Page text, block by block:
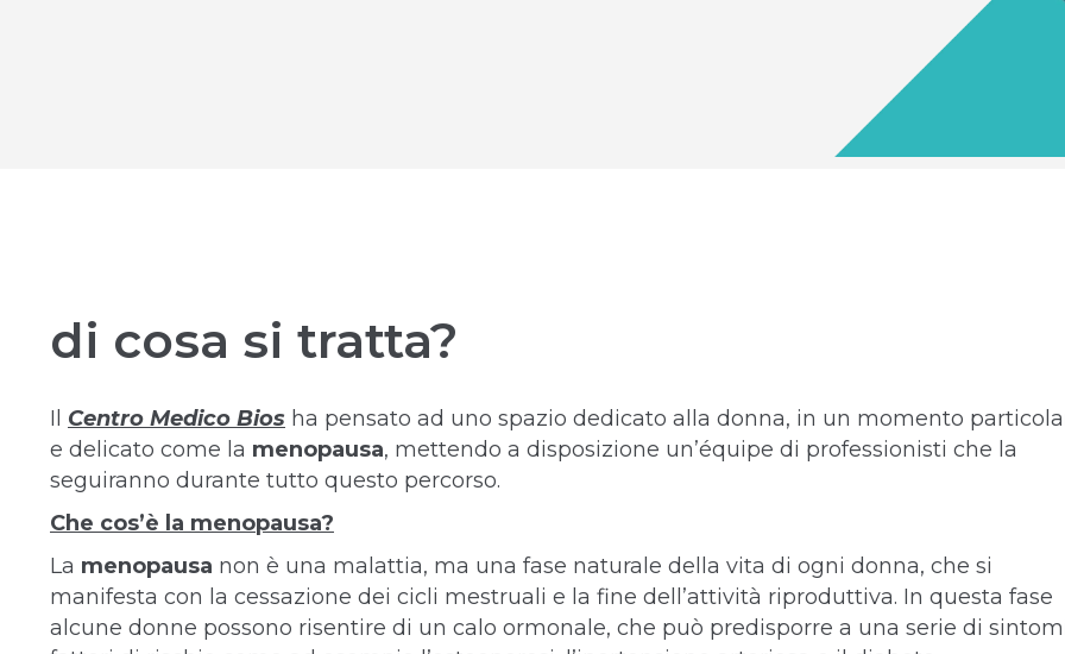
di cosa si tratta?
Il Centro Medico Bios ha pensato ad uno spazio dedicato alla donna, in un momento
e delicato come la menopausa, mettendo a disposizione un’équipe di professionisti che la
seguiranno durante tutto questo percorso.
Che cos’è la menopausa?
La menopausa non è una malattia, ma una fase naturale della vita di ogni donna, che si
manifesta con la cessazione dei cicli mestruali e la fine dell’attività riproduttiva. In questa fase
alcune donne possono risentire di un calo ormonale, che può predisporre a una serie di